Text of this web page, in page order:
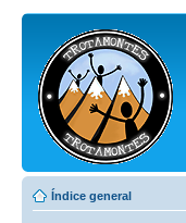
Índice general